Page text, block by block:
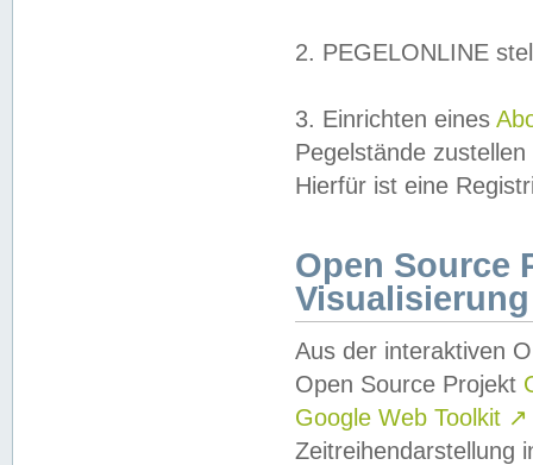
2. PEGELONLINE
3. Einrichten eines
Pegelstände
Hierfür ist eine
Open Source
Visualisierung
Aus der interaktiven
Open Source Projekt
Google Web Toolkit ↗
Zeitreihendarstellung